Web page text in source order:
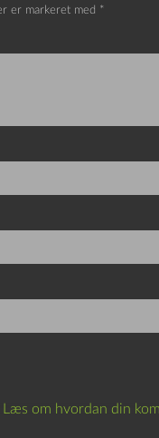
er markeret med *
Læs om hvordan din